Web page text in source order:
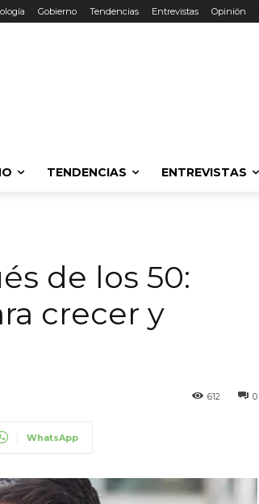
Gobierno Tendencias Entrevistas Opinión
TENDENCIAS ENTREVISTAS
de los 50:
crecer y
0
612
WhatsApp